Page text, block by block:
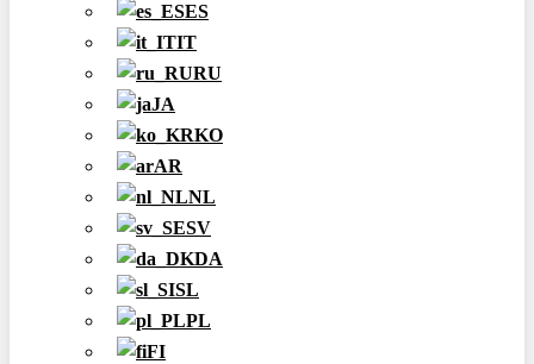
ES
IT
RU
JA
KO
AR
NL
SV
DA
SL
PL
FI